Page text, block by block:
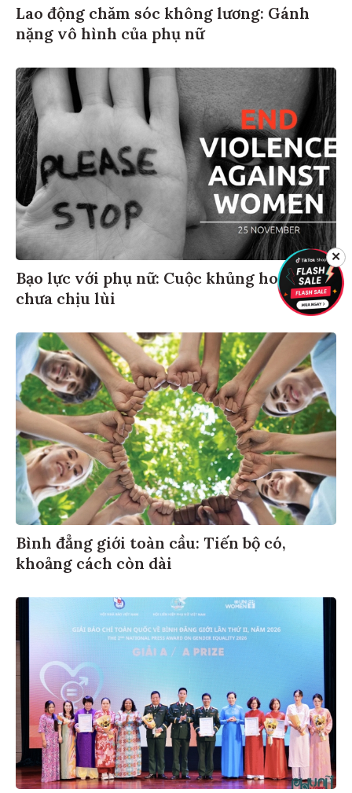
Lao động chăm sóc không lương: Gánh
nặng vô hình của phụ nữ
Bạo lực với phụ nữ: Cuộc khủng hoảng
chưa chịu lùi
Bình đẳng giới toàn cầu: Tiến bộ có,
khoảng cách còn dài
✕